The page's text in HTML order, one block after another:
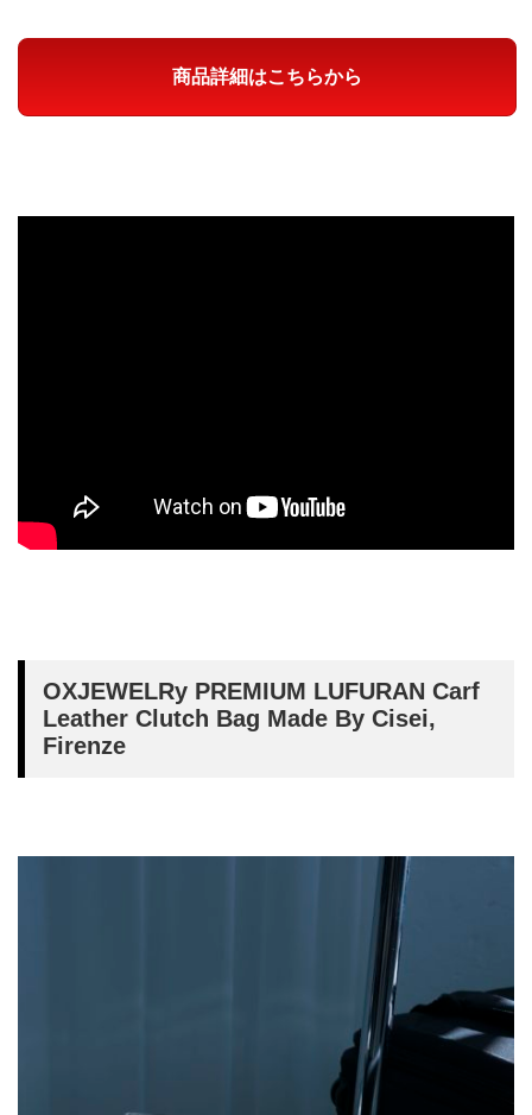
商品詳細はこちらから
OXJEWELRy PREMIUM LUFURAN Carf
Leather Clutch Bag Made By Cisei,
Firenze